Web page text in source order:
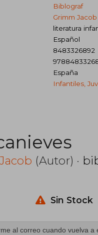
Biblograf
Grimm Jacob
literatura
Español
8483326892
España
Infantiles,
(Autor) ·
Sin Stock
al correo cuando vuelva a